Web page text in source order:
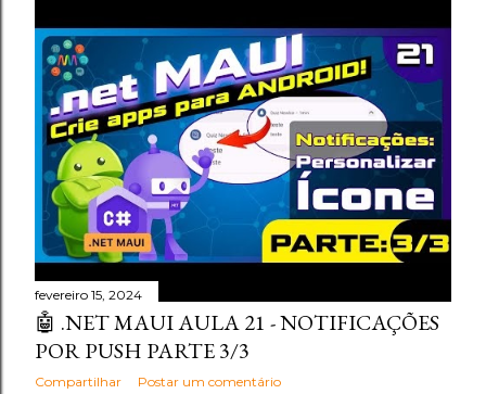
fevereiro 15, 2024
🤖 .NET MAUI AULA 21 - NOTIFICAÇÕES
POR PUSH PARTE 3/3
Compartilhar Postar um comentário